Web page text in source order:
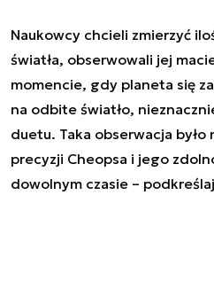
Naukowcy chcieli zmierzyć
światła, obserwowali jej
momencie, gdy planeta się
na odbite światło,
duetu. Taka obserwacja
precyzji Cheopsa i jego
dowolnym czasie –